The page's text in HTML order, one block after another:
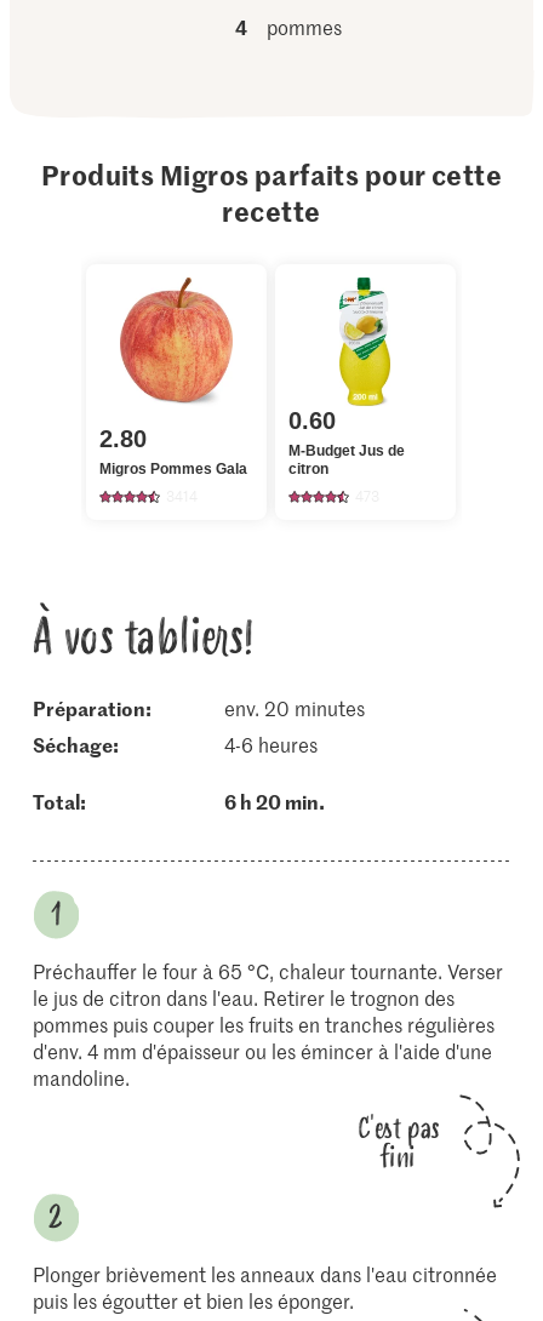
4
pommes
Produits Migros parfaits pour cette
recette
2.80
Migros Pommes Gala
0.60
M-Budget Jus de
citron
À vos tabliers!
Préparation:
env. 20 minutes
séchage:
4-6 heures
Total: 6 h 20 min.
Préchauffer le four à 65 °C, chaleur tournante. Verser
le jus de citron dans l'eau. Retirer le trognon des
pommes puis couper les fruits en tranches régulières
d'env. 4 mm d'épaisseur ou les émincer à l'aide d'une
mandoline.
C'est pas
fini
Plonger brièvement les anneaux dans l'eau citronnée
puis les égoutter et bien les éponger.